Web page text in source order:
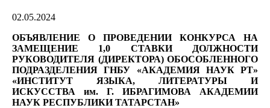
02.05.2024
ОБЪЯВЛЕНИЕ О ПРОВЕДЕНИИ КОНКУРСА НА
ЗАМЕЩЕНИЕ 1,0 СТАВКИ
ДОЛЖНОСТИ
РУКОВОДИТЕЛЯ (ДИРЕКТОРА) ОБОСОБЛЕННОГО
ПОДРАЗДЕЛЕНИЯ ГНБУ «АКАДЕМИЯ НАУК РТ»
«ИНСТИТУТ ЯЗЫКА, ЛИТЕРАТУРЫ И
ИСКУССТВА им. Г. ИБРАГИМОВА АКАДЕМИИ
НАУК РЕСПУБЛИКИ ТАТАРСТАН»